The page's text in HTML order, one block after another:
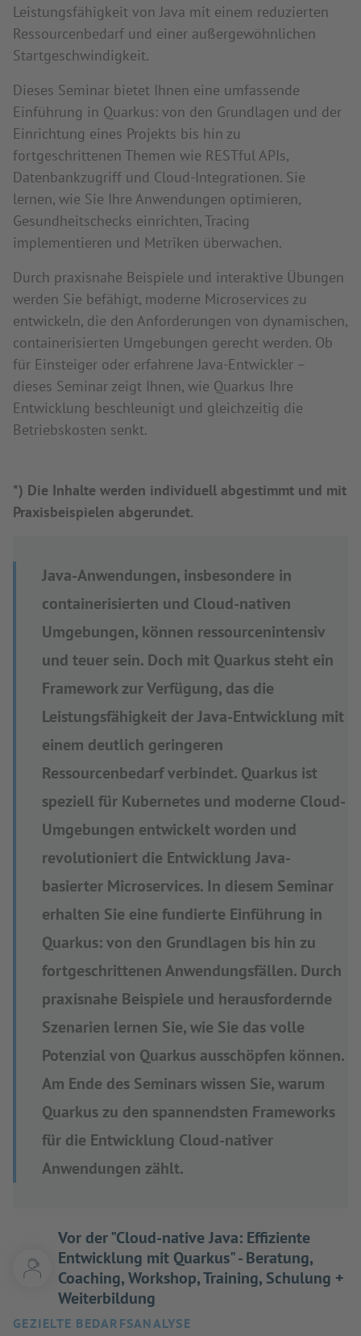
Leistungsfähigkeit von Java mit einem reduzierten
Ressourcenbedarf und einer außergewöhnlichen
Startgeschwindigkeit.
Dieses Seminar bietet Ihnen eine umfassende
Einführung in Quarkus: von den Grundlagen und der
Einrichtung eines Projekts bis hin zu
fortgeschrittenen Themen wie RESTful APIs,
Datenbankzugriff und Cloud-Integrationen. Sie
lernen, wie Sie Ihre Anwendungen optimieren,
Gesundheitschecks einrichten, Tracing
implementieren und Metriken überwachen.
Durch praxisnahe Beispiele und interaktive Übungen
werden Sie befähigt, moderne Microservices zu
entwickeln, die den Anforderungen von dynamischen,
containerisierten Umgebungen gerecht werden. Ob
für Einsteiger oder erfahrene Java-Entwickler –
dieses Seminar zeigt Ihnen, wie Quarkus Ihre
Entwicklung beschleunigt und gleichzeitig die
Betriebskosten senkt.
*) Die Inhalte werden individuell abgestimmt und mit
Praxisbeispielen abgerundet.
Java-Anwendungen, insbesondere in
containerisierten und Cloud-nativen
Umgebungen, können ressourcenintensiv
und teuer sein. Doch mit Quarkus steht ein
Framework zur Verfügung, das die
Leistungsfähigkeit der Java-Entwicklung mit
einem deutlich geringeren
Ressourcenbedarf verbindet. Quarkus ist
speziell für Kubernetes und moderne Cloud-
Umgebungen entwickelt worden und
revolutioniert die Entwicklung Java-
basierter Microservices. In diesem Seminar
erhalten Sie eine fundierte Einführung in
Quarkus: von den Grundlagen bis hin zu
fortgeschrittenen Anwendungsfällen. Durch
praxisnahe Beispiele und herausfordernde
Szenarien lernen Sie, wie Sie das volle
Potenzial von Quarkus ausschöpfen können.
Am Ende des Seminars wissen Sie, warum
Quarkus zu den spannendsten Frameworks
für die Entwicklung Cloud-nativer
Anwendungen zählt.
Vor der "Cloud-native Java: Effiziente
Entwicklung mit Quarkus" - Beratung,
Coaching, Workshop, Training, Schulung +
Weiterbildung
GEZIELTE BEDARFSANALYSE